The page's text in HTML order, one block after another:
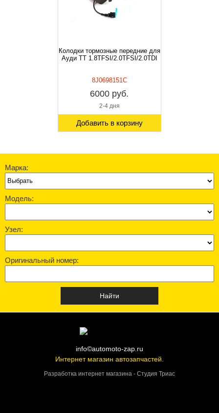
Колодки тормозные передние для
Ауди TT 1.8TFSI/2.0TFSI/2.0TDI
8J0698151C
6000 руб.
2-4 дня
Добавить в корзину
Марка:
Модель:
Узел:
Оригинальный номер:
info©automoto-zap.ru
Интернет магазин автозапчастей.
Разработка интернет магазина - Студия Триас